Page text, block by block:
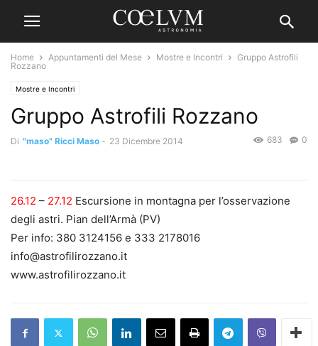
Home Appuntamenti del Mese Mostre e Incontri
Gruppo Astrofili
Rozzano
Mostre e Incontri
Gruppo Astrofili Rozzano
Di "maso" Ricci Maso - 23 Dicembre 2014 0
683
26.12 – 27.12 Escursione in montagna per l’osservazione
degli astri. Pian dell’Armà (PV)
Per info: 380 3124156 e 333 2178016
info@astrofilirozzano.it
www.astrofilirozzano.it